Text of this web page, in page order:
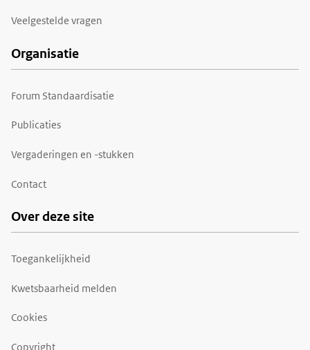
Veelgestelde vragen
Organisatie
Forum Standaardisatie
Publicaties
Vergaderingen en -stukken
Contact
Over deze site
Toegankelijkheid
Kwetsbaarheid melden
Cookies
Copyright